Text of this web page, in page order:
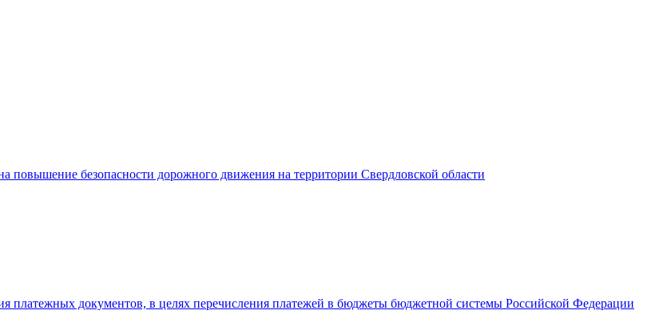
безопасности дорожного движения на территории Свердловской области
платежных документов, в целях перечисления платежей в бюджеты бюджетной системы Российской Федерации